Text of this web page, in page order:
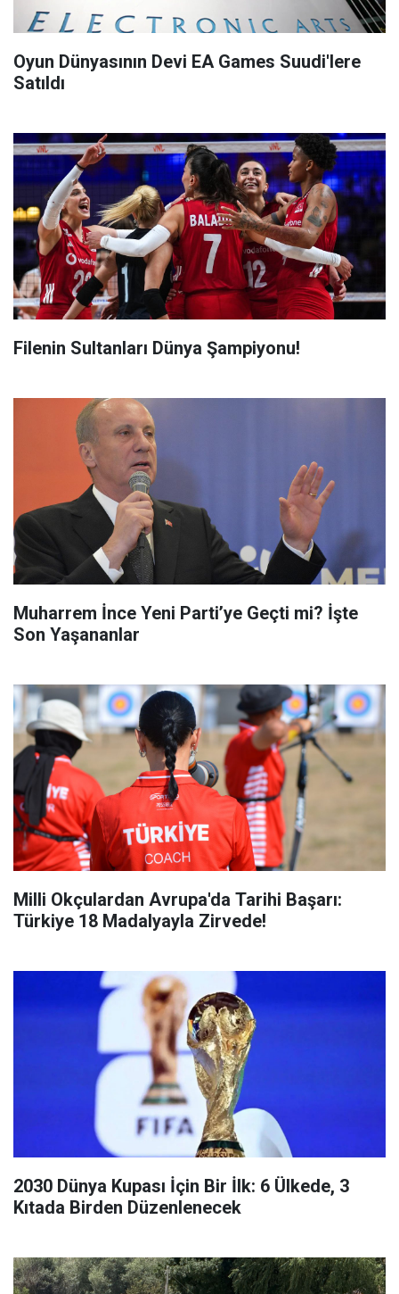
Oyun Dünyasının Devi EA Games Suudi'lere
Satıldı
Filenin Sultanları Dünya Şampiyonu!
Muharrem İnce Yeni Parti’ye Geçti mi? İşte
Son Yaşananlar
Milli Okçulardan Avrupa'da Tarihi Başarı:
Türkiye 18 Madalyayla Zirvede!
2030 Dünya Kupası İçin Bir İlk: 6 Ülkede, 3
Kıtada Birden Düzenlenecek